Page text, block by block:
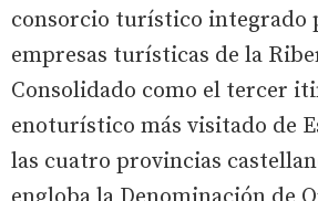
consorcio turístico integrado
empresas turísticas de la
Consolidado como el tercer
enoturístico más visitado de
las cuatro provincias